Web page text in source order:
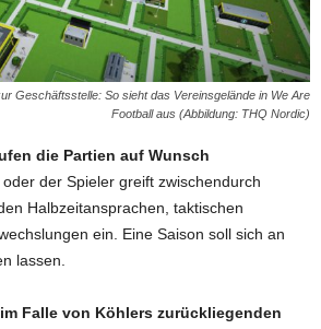
Geschäftsstelle: So sieht das Vereinsgelände in We Are
Football aus (Abbildung: THQ Nordic)
die Partien auf Wunsch
oder der Spieler greift zwischendurch
Halbzeitansprachen, taktischen
ein. Eine Saison soll sich an
lassen.
im Falle von Köhlers zurückliegenden